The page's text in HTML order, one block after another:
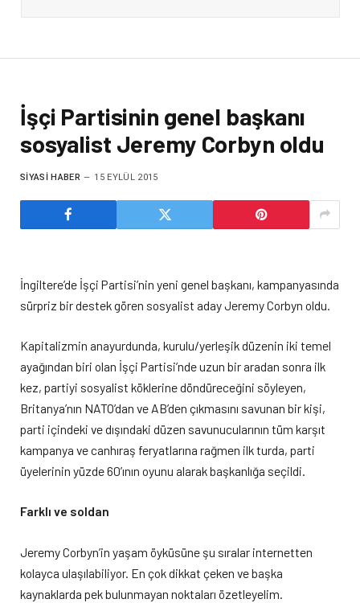
İşçi Partisinin genel başkanı
sosyalist Jeremy Corbyn oldu
SIYASI HABER 15 EYLÜL 2015
İngiltere’de İşçi Partisi’nin yeni genel başkanı, kampanyasında
sürpriz bir destek gören sosyalist aday Jeremy Corbyn oldu.
Kapitalizmin anayurdunda, kurulu/yerleşik düzenin iki temel
ayağından biri olan İşçi Partisi’nde uzun bir aradan sonra ilk
kez, partiyi sosyalist köklerine döndüreceğini söyleyen,
Britanya’nın NATO’dan ve AB’den çıkmasını savunan bir kişi,
parti içindeki ve dışındaki düzen savunucularının tüm karşıt
kampanya ve canhıraş feryatlarına rağmen ilk turda, parti
üyelerinin yüzde 60’ının oyunu alarak başkanlığa seçildi.
Farklı ve soldan
Jeremy Corbyn’in yaşam öyküsüne şu sıralar internetten
kolayca ulaşılabiliyor. En çok dikkat çeken ve başka
kaynaklarda pek bulunmayan noktaları özetleyelim.